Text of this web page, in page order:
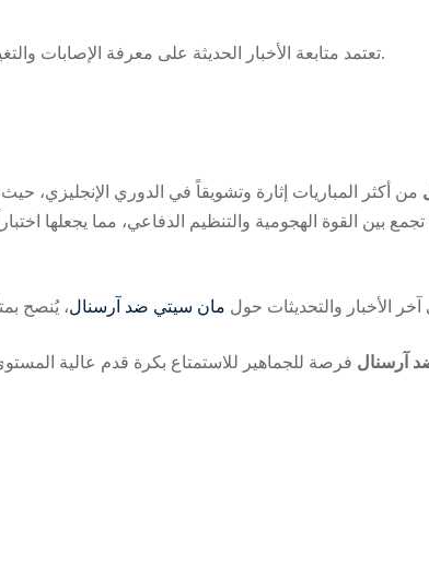
تعتمد متابعة الأخبار الحديثة على معرفة الإصابات والتغييرات في التشكيلة الأساسية للفريقين.
من أكثر المباريات إثارة وتشويقاً في الدوري الإنجليزي،
بين القوة الهجومية والتنظيم الدفاعي، مما يجعلها
الأخبار والتحديثات حول مان سيتي ضد آرسنال
آرسنال فرصة للجماهير للاستمتاع بكرة قدم عالية